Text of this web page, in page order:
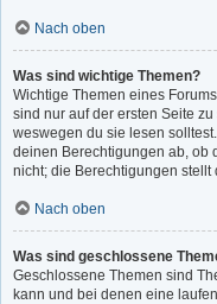
Nach oben
Was sind wichtige Themen?
Wichtige Themen eines
sind nur auf der ersten Seite
weswegen du sie lesen
deinen Berechtigungen ab, ob
nicht; die Berechtigungen
Nach oben
Was sind geschlossene
Geschlossene Themen sind
kann und bei denen eine